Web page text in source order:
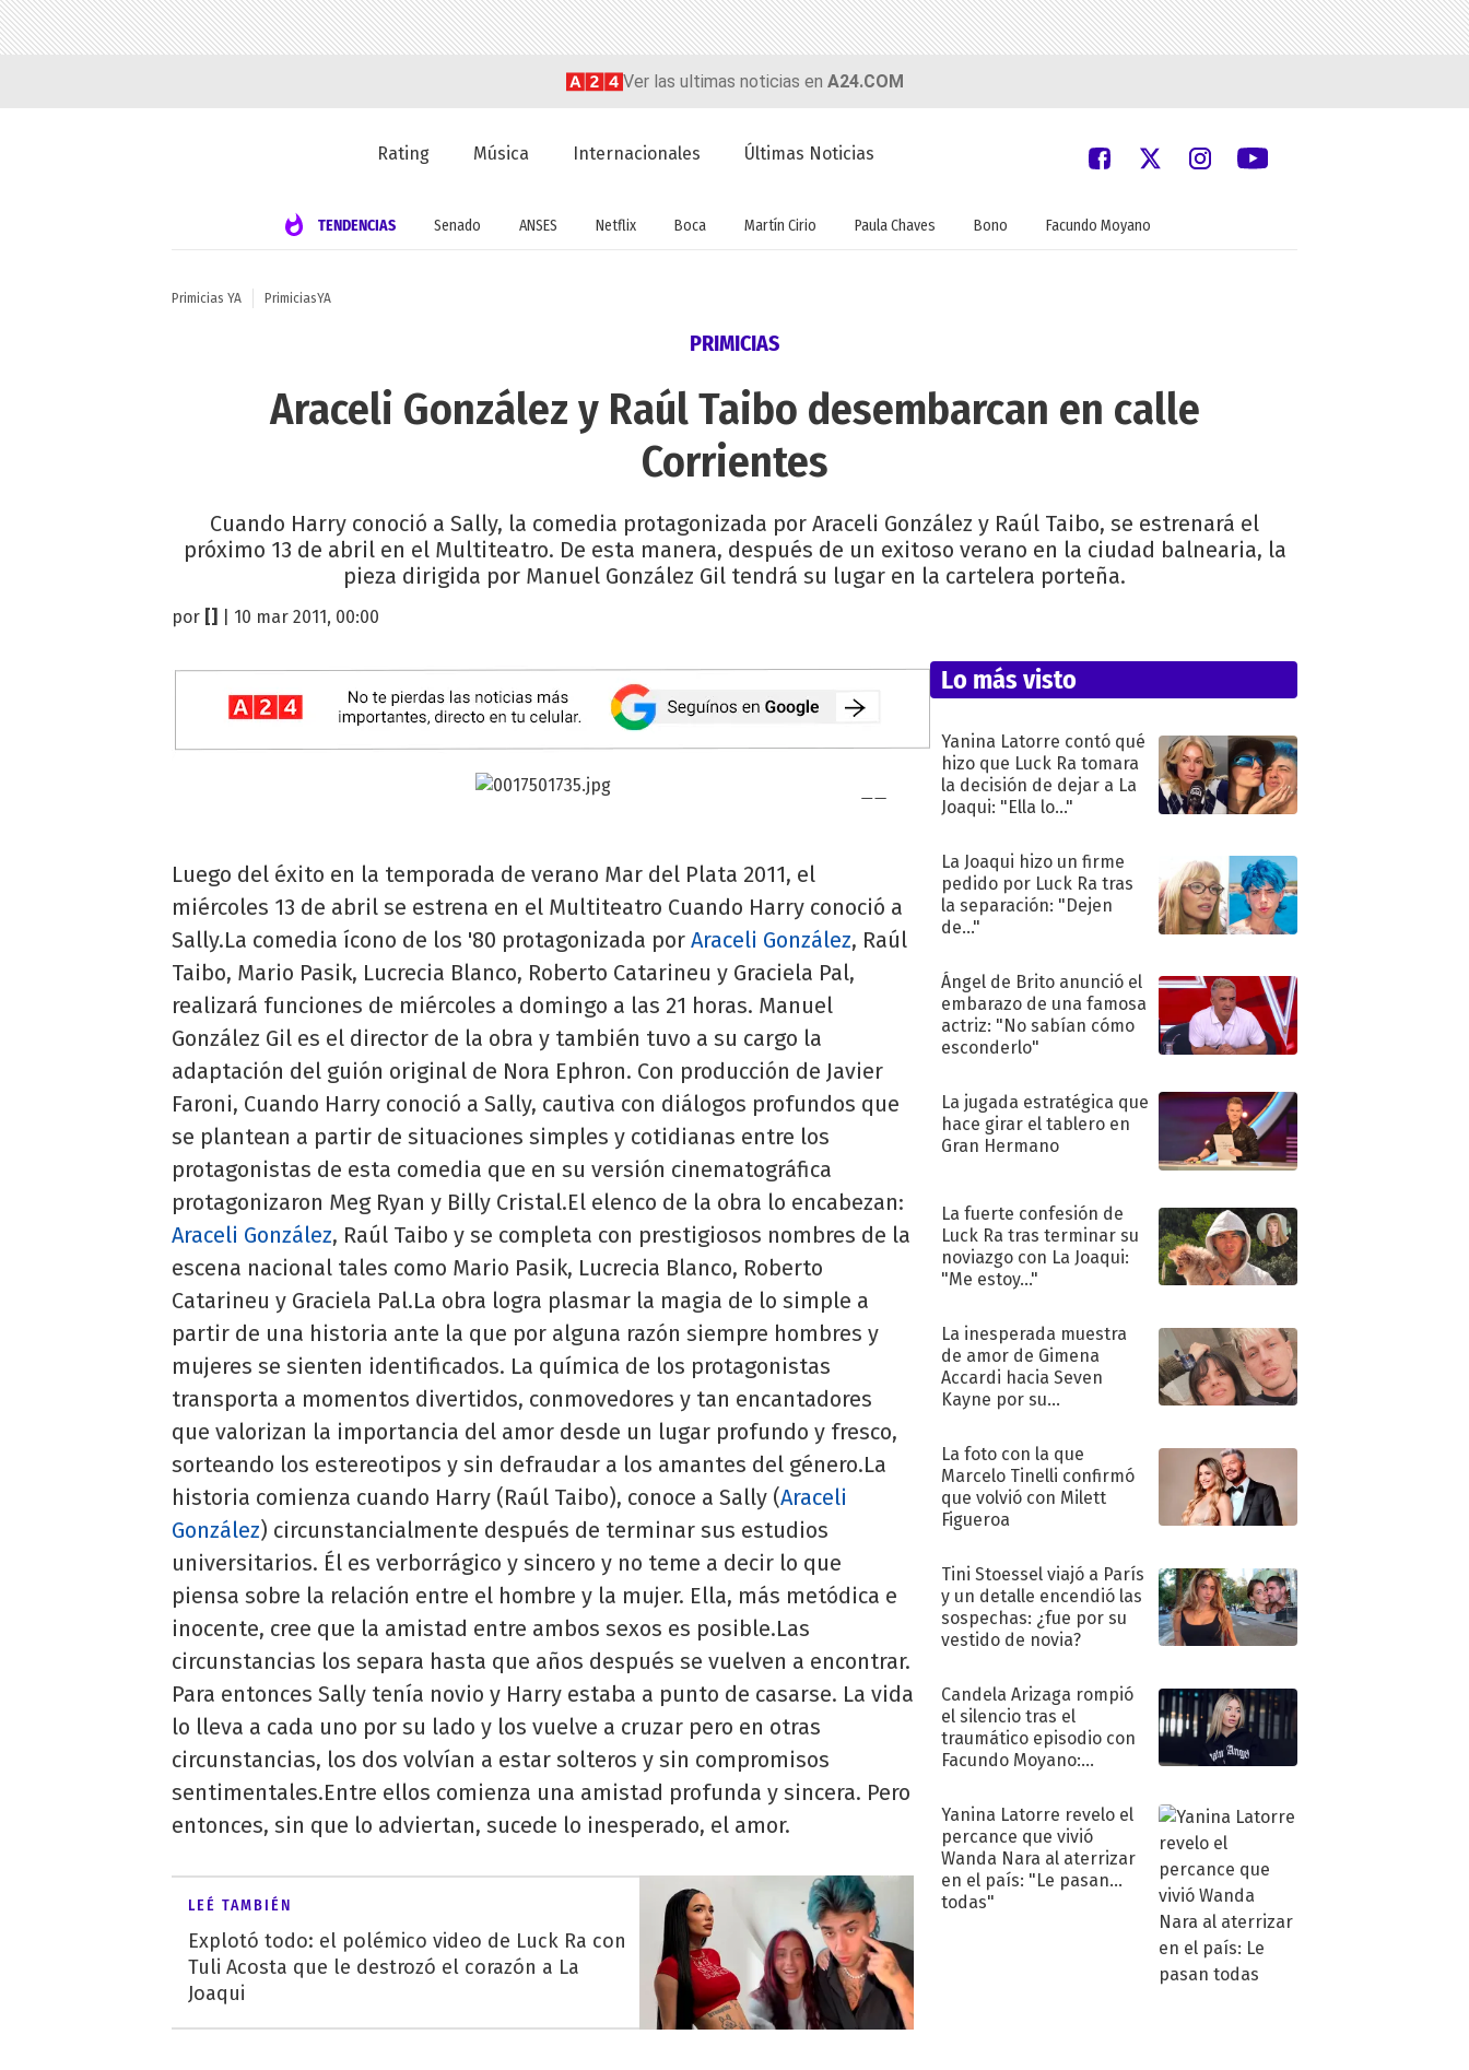
Ver las ultimas noticias en A24.COM
Rating Música Internacionales Últimas Noticias
TENDENCIAS Senado ANSES Netflix Boca Martín Cirio Paula Chaves Bono Facundo Moyano
Primicias YA PrimiciasYA
PRIMICIAS
Araceli González y Raúl Taibo desembarcan en calle
Corrientes
Cuando Harry conoció a Sally, la comedia protagonizada por Araceli González y Raúl Taibo, se estrenará el
próximo 13 de abril en el Multiteatro. De esta manera, después de un exitoso verano en la ciudad balnearia, la
pieza dirigida por Manuel González Gil tendrá su lugar en la cartelera porteña.
por | 10 mar 2011, 00:00
Luego del éxito en la temporada de verano Mar del Plata 2011, el
miércoles 13 de abril se estrena en el Multiteatro Cuando Harry conoció a
Sally.La comedia ícono de los '80 protagonizada por Araceli González, Raúl
Taibo, Mario Pasik, Lucrecia Blanco, Roberto Catarineu y Graciela Pal,
realizará funciones de miércoles a domingo a las 21 horas. Manuel
González Gil es el director de la obra y también tuvo a su cargo la
adaptación del guión original de Nora Ephron. Con producción de Javier
Faroni, Cuando Harry conoció a Sally, cautiva con diálogos profundos que
se plantean a partir de situaciones simples y cotidianas entre los
protagonistas de esta comedia que en su versión cinematográfica
protagonizaron Meg Ryan y Billy Cristal.El elenco de la obra lo encabezan:
Araceli González, Raúl Taibo y se completa con prestigiosos nombres de la
escena nacional tales como Mario Pasik, Lucrecia Blanco, Roberto
Catarineu y Graciela Pal.La obra logra plasmar la magia de lo simple a
partir de una historia ante la que por alguna razón siempre hombres y
mujeres se sienten identificados. La química de los protagonistas
transporta a momentos divertidos, conmovedores y tan encantadores
que valorizan la importancia del amor desde un lugar profundo y fresco,
sorteando los estereotipos y sin defraudar a los amantes del género.La
historia comienza cuando Harry (Raúl Taibo), conoce a Sally (Araceli
González) circunstancialmente después de terminar sus estudios
universitarios. Él es verborrágico y sincero y no teme a decir lo que
piensa sobre la relación entre el hombre y la mujer. Ella, más metódica e
inocente, cree que la amistad entre ambos sexos es posible.Las
circunstancias los separa hasta que años después se vuelven a encontrar.
Para entonces Sally tenía novio y Harry estaba a punto de casarse. La vida
lo lleva a cada uno por su lado y los vuelve a cruzar pero en otras
circunstancias, los dos volvían a estar solteros y sin compromisos
sentimentales.Entre ellos comienza una amistad profunda y sincera. Pero
entonces, sin que lo adviertan, sucede lo inesperado, el amor.
LEÉ TAMBIÉN
Explotó todo: el polémico video de Luck Ra con
Tuli Acosta que le destrozó el corazón a La
Joaqui
Lo más visto
Yanina Latorre contó qué
hizo que Luck Ra tomara
la decisión de dejar a La
Joaqui: "Ella lo..."
La Joaqui hizo un firme
pedido por Luck Ra tras
la separación: "Dejen
de..."
Ángel de Brito anunció el
embarazo de una famosa
actriz: "No sabían cómo
esconderlo"
La jugada estratégica que
hace girar el tablero en
Gran Hermano
La fuerte confesión de
Luck Ra tras terminar su
noviazgo con La Joaqui:
"Me estoy..."
La inesperada muestra
de amor de Gimena
Accardi hacia Seven
Kayne por su
La foto con la que
Marcelo Tinelli confirmó
que volvió con Milett
Figueroa
Tini Stoessel viajó a París
y un detalle encendió las
sospechas: ¿fue por su
vestido de novia?
Candela Arizaga rompió
el silencio tras el
traumático episodio con
Facundo Moyano:
Yanina Latorre revelo el
percance que vivió
Wanda Nara al aterrizar
en el país: "Le pasan
todas"